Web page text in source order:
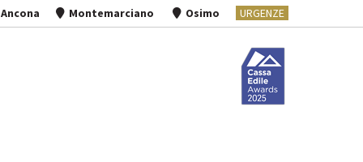
Ancona Montemarciano Osimo URGENZE